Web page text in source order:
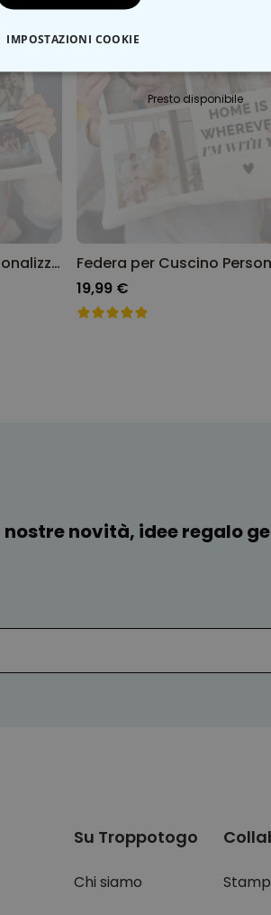
Federa per Cuscino Personalizzabile con 9 Immagini
Presto disponibile
19,99 €
nostre novità, idee regalo
Su Troppotogo
Chi siamo
IMPOSTAZIONI COOKIE
PRESTAZIONI MARKETING